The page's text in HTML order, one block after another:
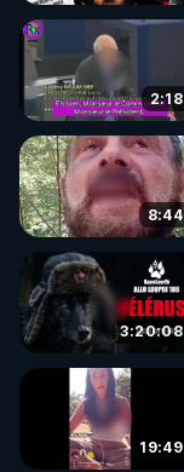
2:18
8:44
3:20:08
19:49